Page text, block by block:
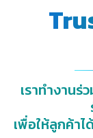
เราทำงาน
เพื่อให้ลูกค้า